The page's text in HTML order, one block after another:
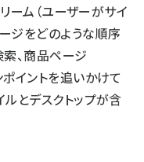
ーム（ユーザーがサイ
ジをどのような順序
索、商品ページ
ポイントを追いかけて
ルとデスクトップが含